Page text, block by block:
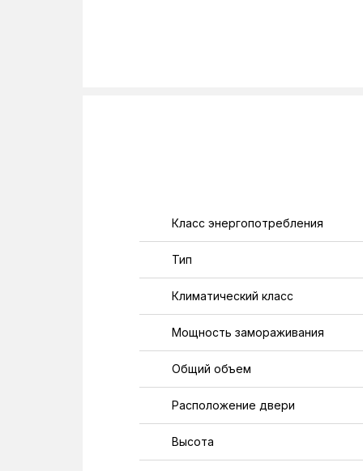
Класс энергопотребления
Тип
Климатический класс
Мощность замораживания
Общий объем
Расположение двери
Высота